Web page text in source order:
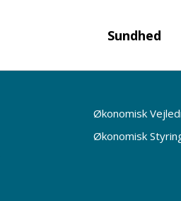
Sundhed
Økonomisk
Økonomisk